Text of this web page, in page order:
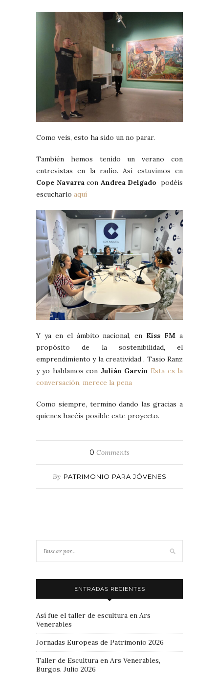
Como veis, esto ha sido un no parar.
También hemos tenido un verano con
entrevistas en la radio. Así estuvimos en
Cope Navarra con Andrea Delgado podéis
escucharlo aquí
Y ya en el ámbito nacional, en Kiss FMa
propósito de la sostenibilidad, el
emprendimiento y la creatividad , Tasio Ranz
y yo hablamos con Julián Garvín Esta es la
conversación, merece la pena
Como siempre, termino dando las gracias a
quienes hacéis posible este proyecto.
0 Comments
By PATRIMONIO PARA JÓVENES
ENTRADAS RECIENTES
Así fue el taller de escultura en Ars
Venerables
Jornadas Europeas de Patrimonio 2026
Taller de Escultura en Ars Venerables,
Burgos. Julio 2026